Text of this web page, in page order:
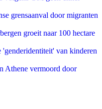
grensaanval door migranten
groeit naar 100 hectare
van kinderen
Athene vermoord door